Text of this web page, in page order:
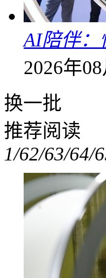
AI陪伴：
2026年
换一批
推荐阅读
1/62/63/64/6